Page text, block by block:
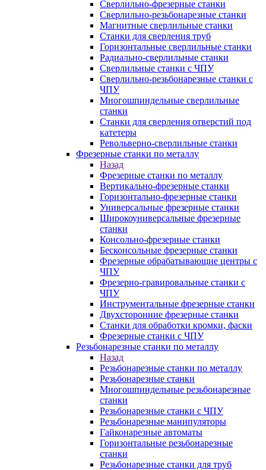
Сверлильно-фрезерные станки
Сверлильно-резьбонарезные станки
Магнитные сверлильные станки
Станки для сверления труб
Горизонтальные сверлильные станки
Радиально-сверлильные станки
Сверлильные станки с ЧПУ
Сверлильно-резьбонарезные станки с
ЧПУ
Многошпиндельные сверлильные
станки
Станки для сверления отверстий под
катетеры
Револьверно-сверлильные станки
Фрезерные станки по металлу
Назад
Фрезерные станки по металлу
Вертикально-фрезерные станки
Горизонтально-фрезерные станки
Универсальные фрезерные станки
Широкоуниверсальные фрезерные
станки
Консольно-фрезерные станки
Бесконсольные фрезерные станки
Фрезерные обрабатывающие центры с
ЧПУ
Фрезерно-гравировальные станки с
ЧПУ
Инструментальные фрезерные станки
Двухсторонние фрезерные станки
Станки для обработки кромки, фаски
Фрезерные станки с ЧПУ
Резьбонарезные станки по металлу
Назад
Резьбонарезные станки по металлу
Резьбонарезные станки
Многошпиндельные резьбонарезные
станки
Резьбонарезные станки с ЧПУ
Резьбонарезные манипуляторы
Гайконарезные автоматы
Горизонтальные резьбонарезные
станки
Резьбонарезные станки для труб